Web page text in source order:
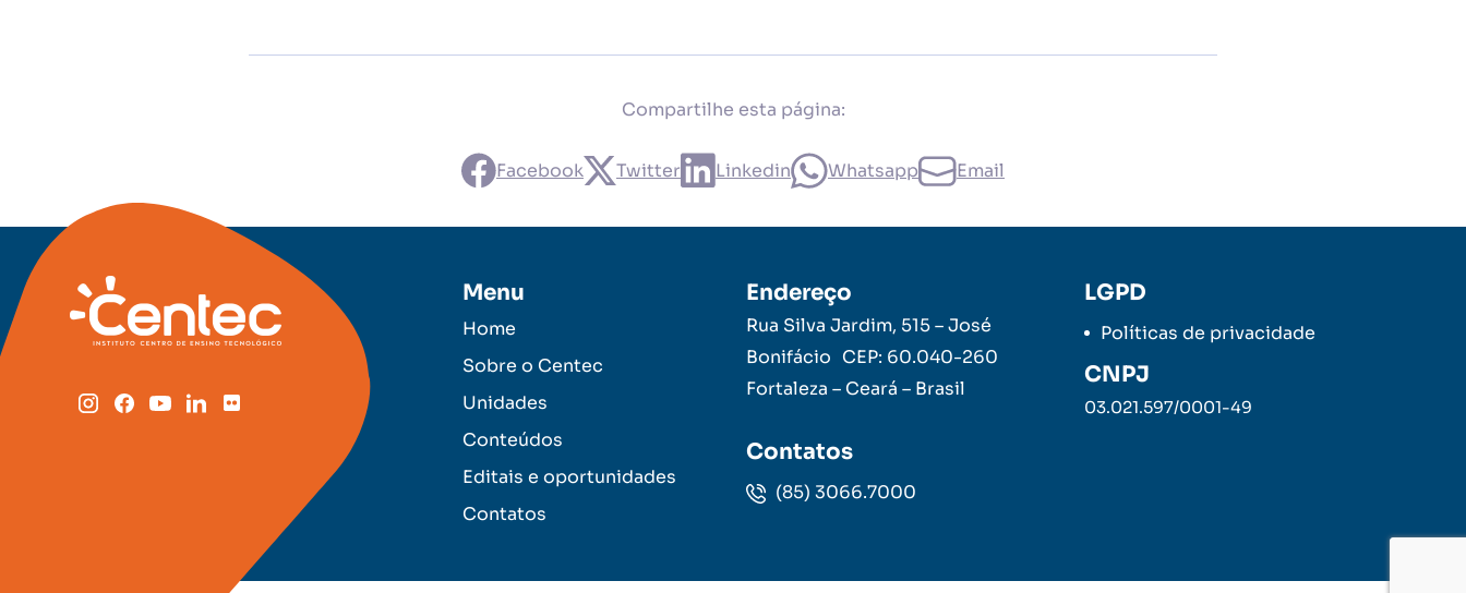
Compartilhe esta página:
Facebook Twitter Linkedin Whatsapp Email
Menu
Home
Sobre o Centec
Unidades
Conteúdos
Editais e oportunidades
Contatos
Endereço
Rua Silva Jardim, 515 – José
Bonifácio CEP: 60.040-260
Fortaleza – Ceará – Brasil
Contatos
(85) 3066.7000
LGPD
Políticas de privacidade
CNPJ
03.021.597/0001-49